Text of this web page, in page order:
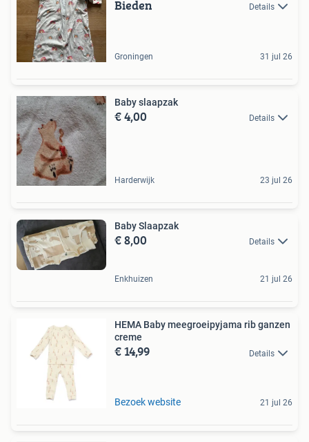
Bieden Details
Groningen 31 jul 26
Baby slaapzak
€ 4,00 Details
Harderwijk 23 jul 26
Baby Slaapzak
€ 8,00 Details
Enkhuizen 21 jul 26
HEMA Baby meegroeipyjama rib ganzen
creme
€ 14,99 Details
Bezoek website 21 jul 26